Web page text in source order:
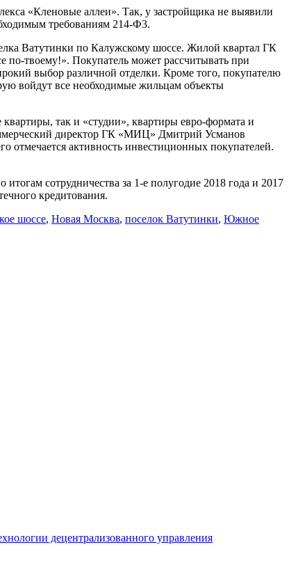
«Кленовые аллеи». Так, у застройщика не выявили
требованиям 214-Ф3.
Ватутинки по Калужскому шоссе. Жилой квартал ГК
твоему!». Покупатель может рассчитывать при
выбор различной отделки. Кроме того, покупателю
войдут все необходимые жильцам объекты
так и «студии», квартиры евро-формата и
директор ГК «МИЦ» Дмитрий Усманов
отмечается активность инвестиционных покупателей.
сотрудничества за 1-е полугодие 2018 года и 2017
кредитования.
шоссе, Новая Москва, поселок Ватутинки, Южное
децентрализованного управления